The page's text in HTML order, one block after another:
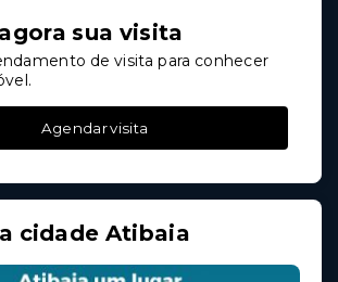
sua visita
de visita para conhecer
Agendar visita
cidade Atibaia